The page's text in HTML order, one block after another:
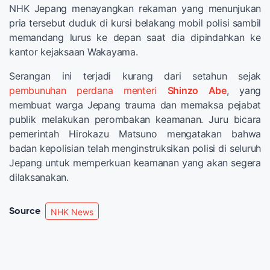
NHK Jepang menayangkan rekaman yang menunjukan
pria tersebut duduk di kursi belakang mobil polisi sambil
memandang lurus ke depan saat dia dipindahkan ke
kantor kejaksaan Wakayama.
Serangan ini terjadi kurang dari setahun sejak
pembunuhan perdana menteri Shinzo Abe, yang
membuat warga Jepang trauma dan memaksa pejabat
publik melakukan perombakan keamanan. Juru bicara
pemerintah Hirokazu Matsuno mengatakan bahwa
badan kepolisian telah menginstruksikan polisi di seluruh
Jepang untuk memperkuan keamanan yang akan segera
dilaksanakan.
Source NHK News